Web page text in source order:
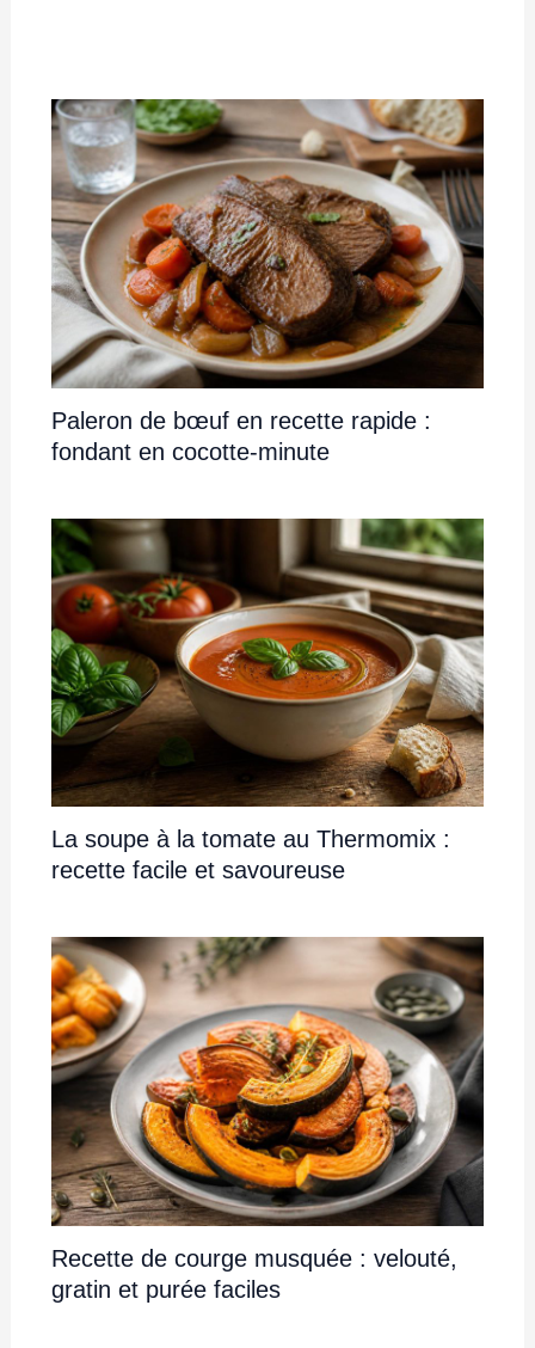
Paleron de bœuf en recette rapide :
fondant en cocotte-minute
La soupe à la tomate au Thermomix :
recette facile et savoureuse
Recette de courge musquée : velouté,
gratin et purée faciles